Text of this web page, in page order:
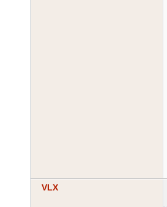
VLX